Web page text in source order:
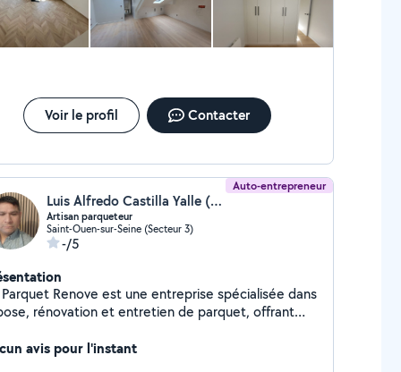
Voir le profil Contacter
Auto-entrepreneur
Luis Alfredo Castilla Yalle (LCparquet Renov)
Artisan parqueteur
Saint-Ouen-sur-Seine (Secteur 3)
-/5
Parquet Renove est une entreprise spécialisée dans
rénovation et entretien de parquet, offrant
Avec une grande attention aux détails
avis pour l'instant